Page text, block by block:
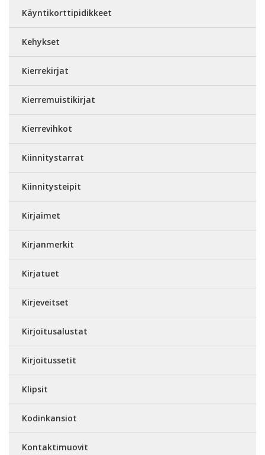
Käyntikorttipidikkeet
Kehykset
Kierrekirjat
Kierremuistikirjat
Kierrevihkot
Kiinnitystarrat
Kiinnitysteipit
Kirjaimet
Kirjanmerkit
Kirjatuet
Kirjeveitset
Kirjoitusalustat
Kirjoitussetit
Klipsit
Kodinkansiot
Kontaktimuovit